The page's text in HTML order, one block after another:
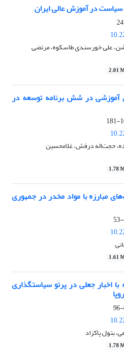
سیاست در آموزش عالی ایران
علی خورسندی طاسکوه، مرتضی
2.01
آموزشی در شش برنامه توسعه در
حجت‌اله درفش، غلامحسین
1.78
مبارزه با مواد مخدر در جمهوری
1.61
با اخبار جعلی در پرتو سیاستگذاری
بتول پاکزاد
1.78